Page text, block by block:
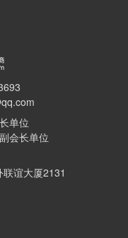
单位
会长单位
谊大厦2131